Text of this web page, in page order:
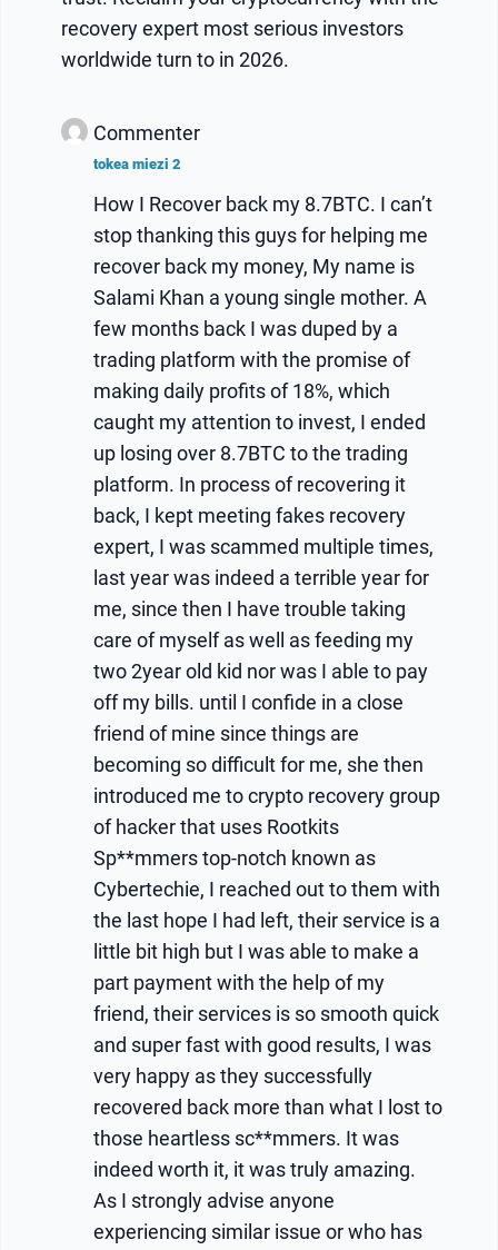
recovery expert most serious investors
worldwide turn to in 2026.
Commenter
tokea miezi 2
How I Recover back my 8.7BTC. I can’t
stop thanking this guys for helping me
recover back my money, My name is
Salami Khan a young single mother. A
few months back I was duped by a
trading platform with the promise of
making daily profits of 18%, which
caught my attention to invest, I ended
up losing over 8.7BTC to the trading
platform. In process of recovering it
back, I kept meeting fakes recovery
expert, I was scammed multiple times,
last year was indeed a terrible year for
me, since then I have trouble taking
care of myself as well as feeding my
two 2year old kid nor was I able to pay
off my bills. until I confide in a close
friend of mine since things are
becoming so difficult for me, she then
introduced me to crypto recovery group
of hacker that uses Rootkits
Sp**mmers top-notch known as
Cybertechie, I reached out to them with
the last hope I had left, their service is a
little bit high but I was able to make a
part payment with the help of my
friend, their services is so smooth quick
and super fast with good results, I was
very happy as they successfully
recovered back more than what I lost to
those heartless sc**mmers. It was
indeed worth it, it was truly amazing.
As I strongly advise anyone
experiencing similar issue or who has